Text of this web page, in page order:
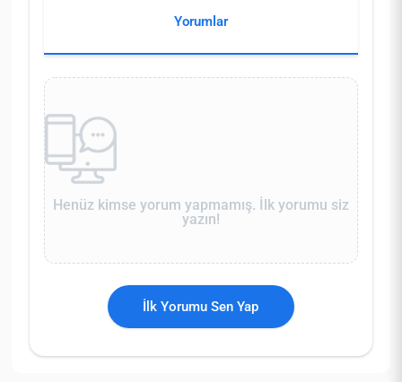
Yorumlar
Henüz kimse yorum yapmamış. İlk yorumu siz
yazın!
İlk Yorumu Sen Yap